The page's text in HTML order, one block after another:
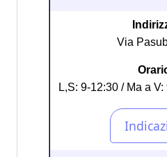
Via
L,S: 9-12:30 / Ma a